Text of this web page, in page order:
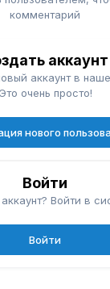
комментарий
аккаунт
аккаунт в
Это очень просто!
нового
Войти
Войти в
Войти